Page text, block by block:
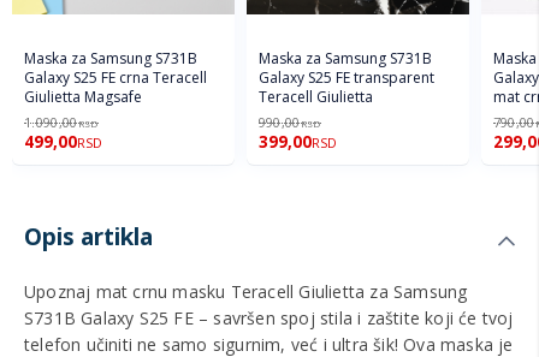
Maska za Samsung S731B
Galaxy S25 FE crna Teracell
Giulietta Magsafe
1.090,00RSD
499,00RSD
Maska za Samsung S731B
Galaxy S25 FE transparent
Teracell Giulietta
990,00RSD
399,00RSD
mat
790,00
Opis artikla
Upoznaj mat crnu masku Teracell Giulietta za Samsung
S731B Galaxy S25 FE – savršen spoj stila i zaštite koji će tvoj
telefon učiniti ne samo sigurnim, već i ultra šik! Ova maska je